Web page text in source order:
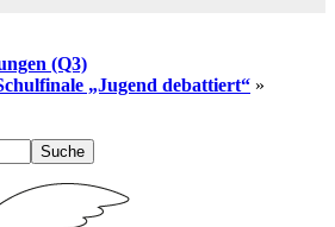
(Q3)
„Jugend debattiert“ »